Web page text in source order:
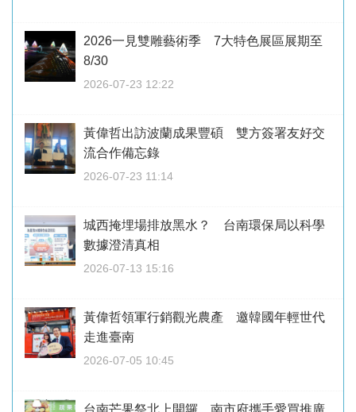
2026一見雙雕藝術季 7大特色展區展期至
8/30
2026-07-23 12:22
黃偉哲出訪波蘭成果豐碩 雙方簽署友好交
流合作備忘錄
2026-07-23 11:14
城西掩埋場排放黑水？ 台南環保局以科學
數據澄清真相
2026-07-13 15:16
黃偉哲領軍行銷觀光農產 邀韓國年輕世代
走進臺南
2026-07-05 10:45